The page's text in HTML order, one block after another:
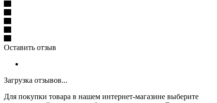
Оставить отзыв
Загрузка отзывов...
Для покупки товара в нашем интернет-магазине выберите